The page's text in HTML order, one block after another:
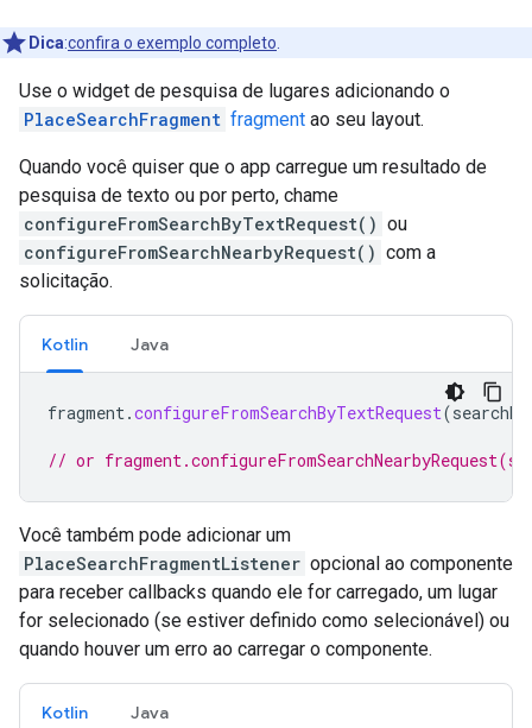
Dica:confira o exemplo completo.
Use o widget de pesquisa de lugares adicionando o
PlaceSearchFragment fragment ao seu layout.
Quando você quiser que o app carregue um resultado de
pesquisa de texto ou por perto, chame
configureFromSearchByTextRequest() ou
configureFromSearchNearbyRequest() com a
solicitação.
Kotlin Java
fragment.configureFromSearchByTextRequest(
// or
Você também pode adicionar um
PlaceSearchFragmentListener opcional ao componente
para receber callbacks quando ele for carregado, um lugar
for selecionado (se estiver definido como selecionável) ou
quando houver um erro ao carregar o componente.
Kotlin Java